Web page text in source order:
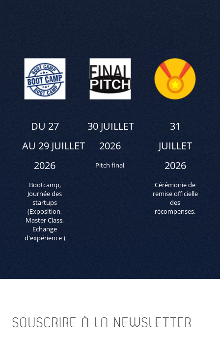
DU 27
AU 29 JUILLET
2026
Bootcamp,
Journée des
startups
(Exposition,
Master Class,
Echange
d'expérience )
30 JUILLET
2026
Pitch final
31
JUILLET
2026
Cérémonie de
remise officielle
des
récompenses.
SOUSCRIRE À LA NEWSLETTER